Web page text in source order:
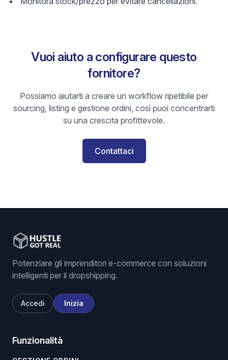
Vuoi aiuto a configurare questo
fornitore?
Possiamo aiutarti a creare un workflow ripetibile per
sourcing, listing e gestione ordini, così puoi concentrarti
su una crescita profittevole.
Contattaci
Potenziare gli imprenditori e-commerce con soluzioni
intelligenti per il dropshipping.
Accedi Inizia
Funzionalità